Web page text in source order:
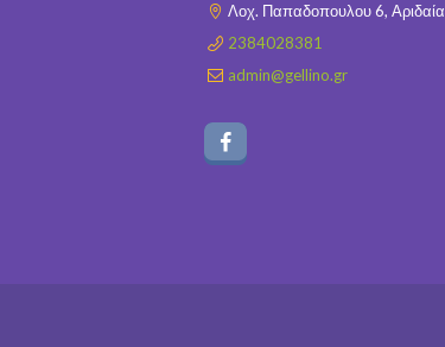
Λοχ. Παπαδοπουλου 6, Αριδαία
2384028381
admin@gellino.gr